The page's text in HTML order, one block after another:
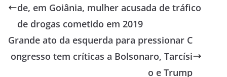
de, em Goiânia, mulher acusada de tráfico
de drogas cometido em 2019
Grande ato da esquerda para pressionar C
ongresso tem críticas a Bolsonaro, Tarcísi
o e Trump